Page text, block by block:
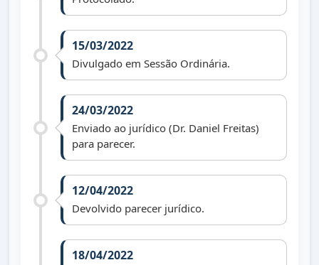
15/03/2022
Divulgado em Sessão Ordinária.
24/03/2022
Enviado ao jurídico (Dr. Daniel Freitas)
para parecer.
12/04/2022
Devolvido parecer jurídico.
18/04/2022